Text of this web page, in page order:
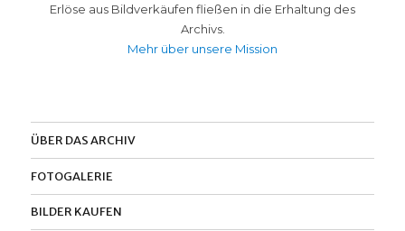
Erlöse aus Bildverkäufen fließen in die Erhaltung des
Archivs.
Mehr über unsere Mission
ÜBER DAS ARCHIV
FOTOGALERIE
BILDER KAUFEN